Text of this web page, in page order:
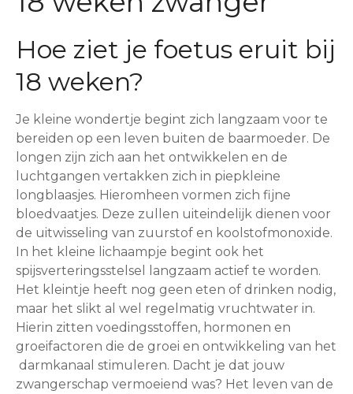
Hoe ziet je foetus eruit bij
18 weken?
Je kleine wondertje begint zich langzaam voor te
bereiden op een leven buiten de baarmoeder. De
longen zijn zich aan het ontwikkelen en de
luchtgangen vertakken zich in piepkleine
longblaasjes. Hieromheen vormen zich fijne
bloedvaatjes. Deze zullen uiteindelijk dienen voor
de uitwisseling van zuurstof en koolstofmonoxide.
In het kleine lichaampje begint ook het
spijsverteringsstelsel langzaam actief te worden.
Het kleintje heeft nog geen eten of drinken nodig,
maar het slikt al wel regelmatig vruchtwater in.
Hierin zitten voedingsstoffen, hormonen en
groeifactoren die de groei en ontwikkeling van het
darmkanaal stimuleren. Dacht je dat jouw
zwangerschap vermoeiend was? Het leven van de